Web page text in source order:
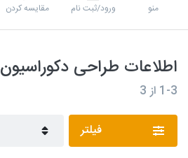
منو ورود/ثبت نام مقايسه كردن
اطلاعات طراحی دکوراسیون
1-3 از3
فیلتر